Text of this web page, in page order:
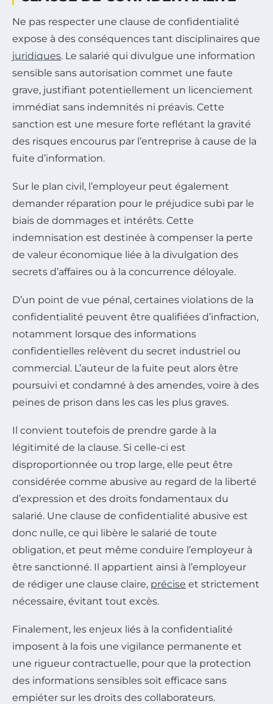
Ne pas respecter une clause de confidentialité
expose à des conséquences tant disciplinaires que
juridiques. Le salarié qui divulgue une information
sensible sans autorisation commet une faute
grave, justifiant potentiellement un licenciement
immédiat sans indemnités ni préavis. Cette
sanction est une mesure forte reflétant la gravité
des risques encourus par l’entreprise à cause de la
fuite d’information.
Sur le plan civil, l’employeur peut également
demander réparation pour le préjudice subi par le
biais de dommages et intérêts. Cette
indemnisation est destinée à compenser la perte
de valeur économique liée à la divulgation des
secrets d’affaires ou à la concurrence déloyale.
D’un point de vue pénal, certaines violations de la
confidentialité peuvent être qualifiées d’infraction,
notamment lorsque des informations
confidentielles relèvent du secret industriel ou
commercial. L’auteur de la fuite peut alors être
poursuivi et condamné à des amendes, voire à des
peines de prison dans les cas les plus graves.
Il convient toutefois de prendre garde à la
légitimité de la clause. Si celle-ci est
disproportionnée ou trop large, elle peut être
considérée comme abusive au regard de la liberté
d’expression et des droits fondamentaux du
salarié. Une clause de confidentialité abusive est
donc nulle, ce qui libère le salarié de toute
obligation, et peut même conduire l’employeur à
être sanctionné. Il appartient ainsi à l’employeur
de rédiger une clause claire, précise et strictement
nécessaire, évitant tout excès.
Finalement, les enjeux liés à la confidentialité
imposent à la fois une vigilance permanente et
une rigueur contractuelle, pour que la protection
des informations sensibles soit efficace sans
empiéter sur les droits des collaborateurs.